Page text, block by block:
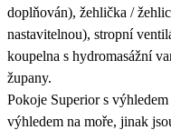
doplňován), žehlička /
nastavitelnou), stropní
koupelna s hydromasážní
župany.
Pokoje Superior s
výhledem na moře, jinak